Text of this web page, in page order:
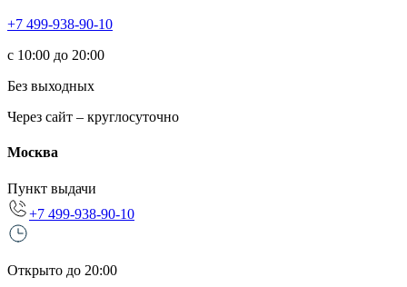
+7 499-938-90-10
с 10:00 до 20:00
Без выходных
Через сайт – круглосуточно
Москва
Пункт выдачи
+7 499-938-90-10
Открыто до 20:00